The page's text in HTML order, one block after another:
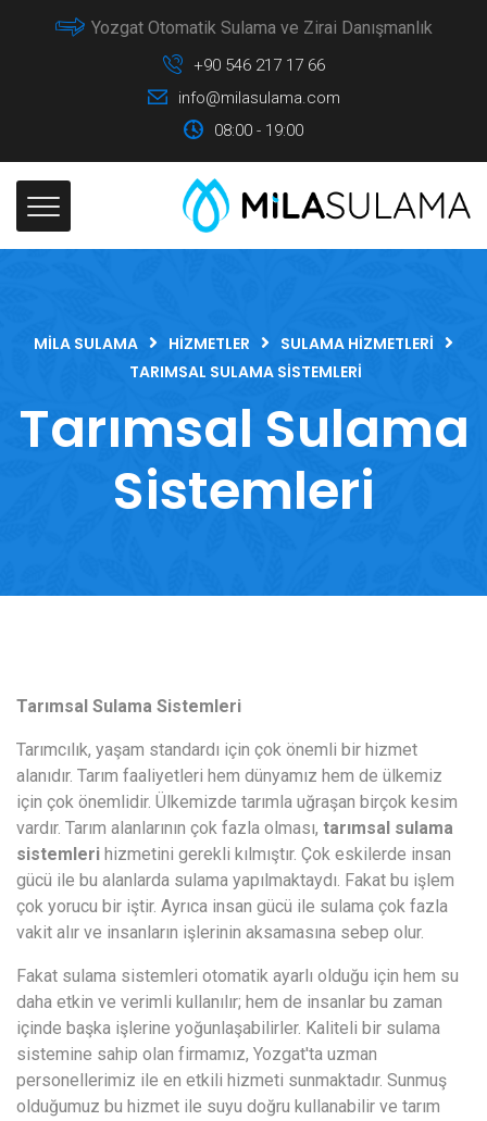
Yozgat Otomatik Sulama ve Zirai Danışmanlık
+90 546 217 17 66
info@milasulama.com
08:00 - 19:00
MILA SULAMA HIZMETLER
SULAMA HIZMETLERI
TARIMSAL SULAMA SISTEMLERI
Tarımsal Sulama
Sistemleri
Tarımsal Sulama Sistemleri
Tarımcılık, yaşam standardı için çok önemli bir hizmet
alanıdır. Tarım faaliyetleri hem dünyamız hem de ülkemiz
için çok önemlidir. Ülkemizde tarımla uğraşan birçok kesim
vardır. Tarım alanlarının çok fazla olması, tarımsal sulama
sistemleri hizmetini gerekli kılmıştır. Çok eskilerde insan
gücü ile bu alanlarda sulama yapılmaktaydı. Fakat bu işlem
çok yorucu bir iştir. Ayrıca insan gücü ile sulama çok fazla
vakit alır ve insanların işlerinin aksamasına sebep olur.
Fakat sulama sistemleri otomatik ayarlı olduğu için hem su
daha etkin ve verimli kullanılır; hem de insanlar bu zaman
içinde başka işlerine yoğunlaşabilirler. Kaliteli bir sulama
sistemine sahip olan firmamız, Yozgat'ta uzman
personellerimiz ile en etkili hizmeti sunmaktadır. Sunmuş
olduğumuz bu hizmet ile suyu doğru kullanabilir ve tarım